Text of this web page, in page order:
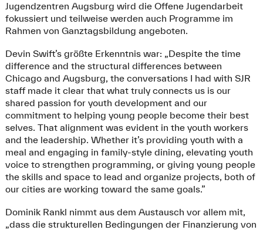
Jugendzentren Augsburg wird die Offene Jugendarbeit
fokussiert und teilweise werden auch Programme im
Rahmen von Ganztagsbildung angeboten.
Devin Swift’s größte Erkenntnis war: „Despite the time
difference and the structural differences between
Chicago and Augsburg, the conversations I had with SJR
staff made it clear that what truly connects us is our
shared passion for youth development and our
commitment to helping young people become their best
selves. That alignment was evident in the youth workers
and the leadership. Whether it’s providing youth with a
meal and engaging in family‑style dining, elevating youth
voice to strengthen programming, or giving young people
the skills and space to lead and organize projects, both of
our cities are working toward the same goals.”
Dominik Rankl nimmt aus dem Austausch vor allem mit,
„dass die strukturellen Bedingungen der Finanzierung von